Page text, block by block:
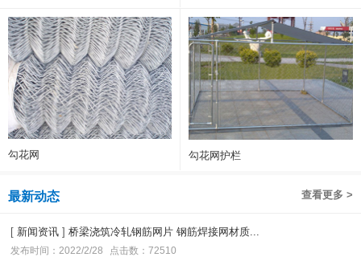
勾花网 勾花网护栏
查看更多 >
最新动态
[ 新闻资讯 ] 桥梁浇筑冷轧钢筋网片 钢筋焊接网材质...
发布时间：2022/2/28 点击数：72510